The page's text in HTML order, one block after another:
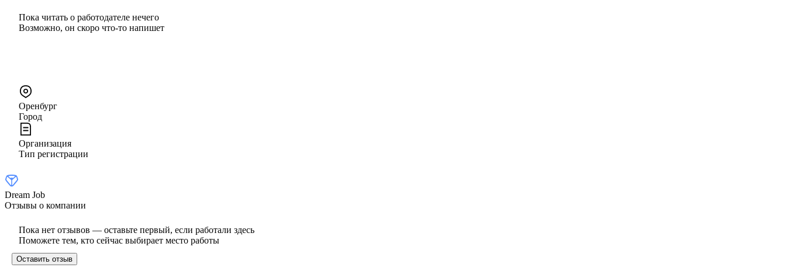
Пока читать о работодателе нечего
Возможно, он скоро что‑то напишет
Оренбург
Город
Организация
Тип регистрации
Dream Job
Отзывы о компании
Пока нет отзывов — оставьте первый, если работали здесь
Поможете тем, кто сейчас выбирает место работы
Оставить отзыв